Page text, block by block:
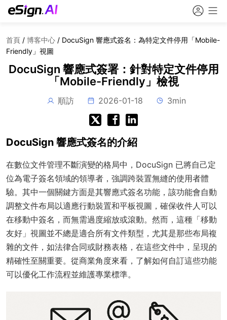
首頁 / 博客中心 / DocuSign 響應式簽名：為特定文件停用「Mobile-
Friendly」視圖
DocuSign 響應式簽署：針對特定文件停用
「Mobile-Friendly」檢視
順訪 2026-01-18 3min
DocuSign 響應式簽名的介紹
在數位文件管理不斷演變的格局中，DocuSign 已將自己定
位為電子簽名領域的領導者，強調跨裝置無縫的使用者體
驗。其中一個關鍵方面是其響應式簽名功能，該功能會自動
調整文件布局以適應行動裝置和平板視圖，確保收件人可以
在移動中簽名，而無需過度縮放或滾動。然而，這種「移動
友好」視圖並不總是適合所有文件類型，尤其是那些布局複
雜的文件，如法律合同或財務表格，在這些文件中，呈現的
精確性至關重要。從商業角度來看，了解如何自訂這些功能
可以優化工作流程並維護專業標準。